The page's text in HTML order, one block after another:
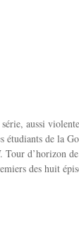
aussi
étudiants de la
Tour d’horizon
des huit